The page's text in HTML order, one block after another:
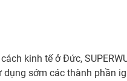
kinh tế ở Đức,
sớm các thành phần